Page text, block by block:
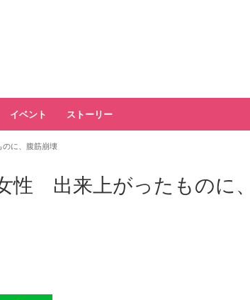
イベント ストーリー
に、腹筋崩壊
性 出来上がったものに